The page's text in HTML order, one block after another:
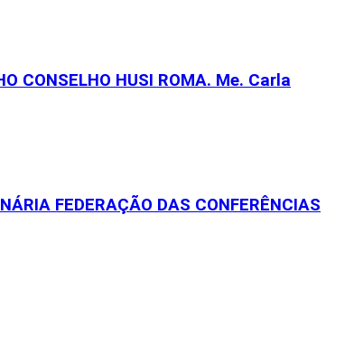
CONSELHO HUSI ROMA. Me. Carla
FEDERAÇÃO DAS CONFERÊNCIAS